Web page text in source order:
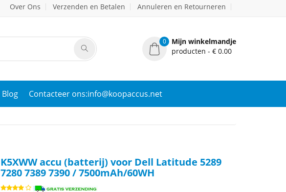
Over Ons Verzenden en Betalen Annuleren en Retourneren
0
Mijn winkelmandje
producten - € 0.00
Blog Contacteer ons:info@koopaccus.net
K5XWW accu (batterij) voor Dell Latitude 5289
7280 7389 7390 / 7500mAh/60WH